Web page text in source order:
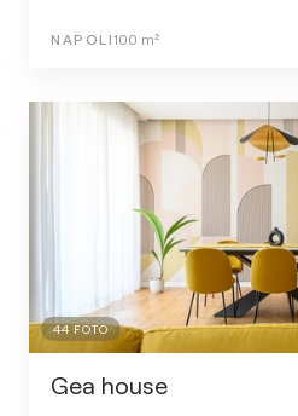
NAPOLI100 m²
44FOTO
Gea house